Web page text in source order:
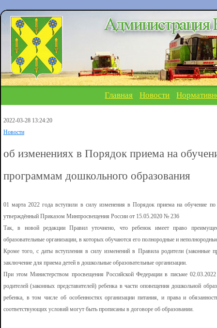
Главная Новости
2022-03-28 13:24:20
Новости
об изменениях в Порядок приема на
программам дошкольного образования
01 марта 2022 года вступили в силу изменения в Порядок приема на обучение
утверждённый Приказом Минпросвещения России от 15.05.2020 № 236
Так, в новой редакции Правил уточнено, что ребенок имеет право
образовательные организации, в которых обучаются его полнородные и
Кроме того, с даты вступления в силу изменений в Правила родители (законные
заключение для приема детей в дошкольные образовательные организации.
При этом Министерством просвещения Российской Федерации в письме
родителей (законных представителей) ребенка в части оповещения дошкольной
ребенка, в том числе об особенностях организации питания, и права и
соответствующих условий могут быть прописаны в договоре об образовании.